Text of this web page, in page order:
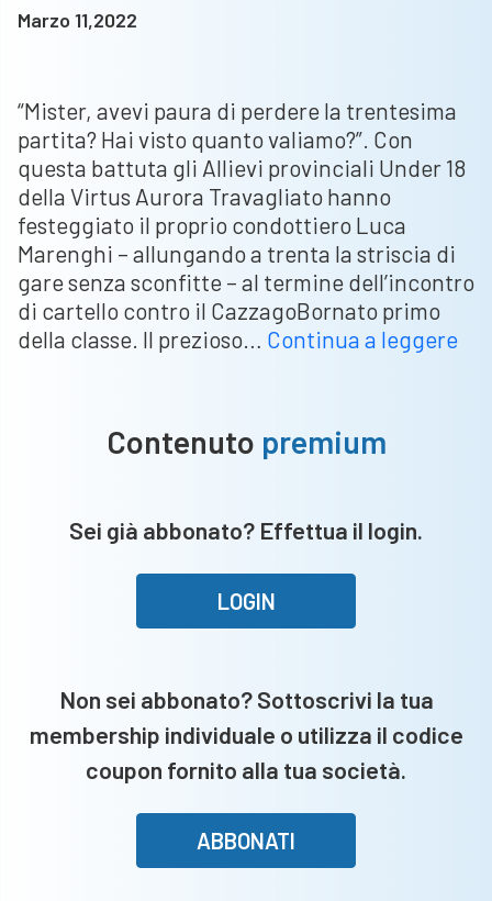
Marzo 11,2022
“Mister, avevi paura di perdere la trentesima
partita? Hai visto quanto valiamo?”. Con
questa battuta gli Allievi provinciali Under 18
della Virtus Aurora Travagliato hanno
festeggiato il proprio condottiero Luca
Marenghi – allungando a trenta la striscia di
gare senza sconfitte – al termine dell’incontro
di cartello contro il CazzagoBornato primo
della classe. Il prezioso… Continua a leggere
Contenuto premium
Sei già abbonato? Effettua il login.
LOGIN
Non sei abbonato? Sottoscrivi la tua
membership individuale o utilizza il codice
coupon fornito alla tua società.
ABBONATI